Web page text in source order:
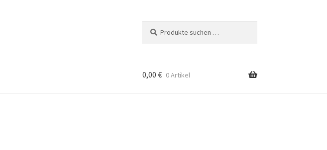
nach:
0,00 € 0 Artikel